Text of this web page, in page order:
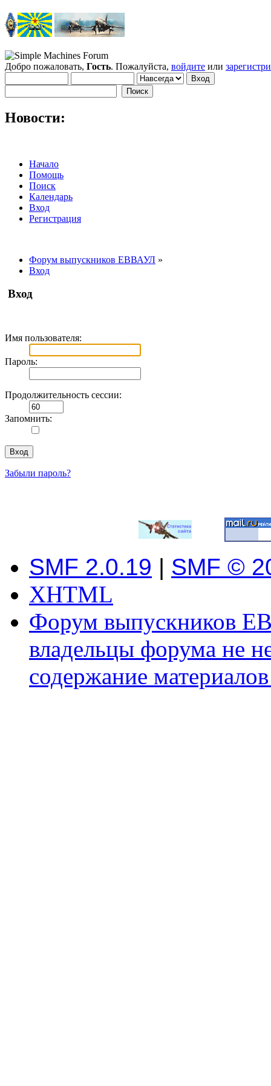
Добро пожаловать, Гость. Пожалуйста, войдите или
Новости:
Начало
Помощь
Поиск
Календарь
Вход
Регистрация
Форум выпускников ЕВВАУЛ »
Вход
Вход
Имя пользователя:
Пароль:
Продолжительность сессии:
Запомнить:
Забыли пароль?
SMF 2.0.19 | SMF ©
XHTML
Форум выпускников
владельцы форума не
содержание